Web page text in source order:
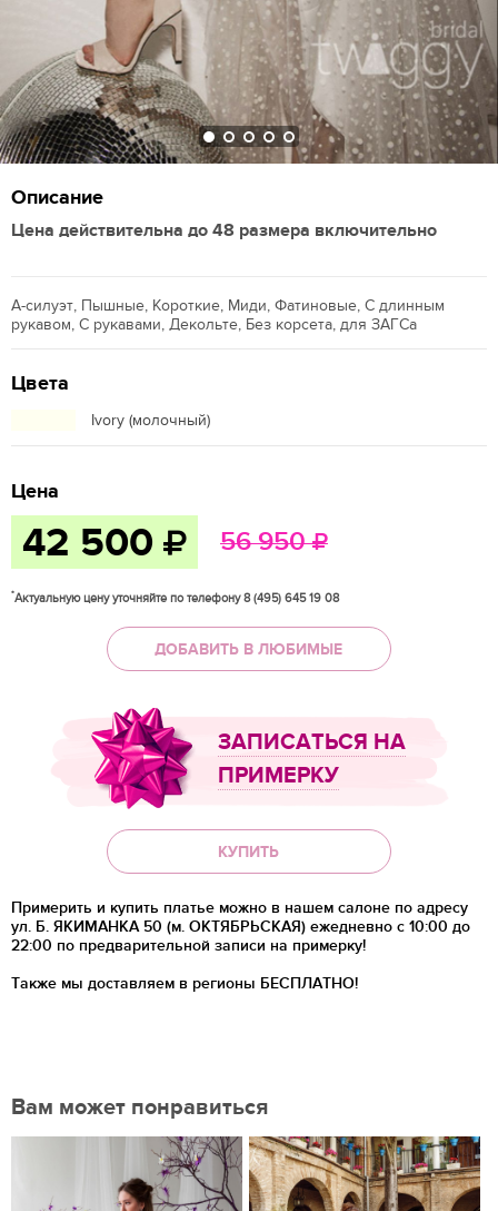
Описание
Цена действительна до 48 размера включительно
А-силуэт, Пышные, Короткие, Миди, Фатиновые, С длинным
рукавом, С рукавами, Декольте, Без корсета, для ЗАГСа
Цвета
Ivory (молочный)
Цена
42 500 56 950
*Актуальную цену уточняйте по телефону 8 (495) 645 19 08
ДОБАВИТЬ В ЛЮБИМЫЕ
ЗАПИСАТЬСЯ НА
ПРИМЕРКУ
КУПИТЬ
Примерить и купить платье можно в нашем салоне по адресу
ул. Б. ЯКИМАНКА 50 (м. ОКТЯБРЬСКАЯ) ежедневно с 10:00 до
22:00 по предварительной записи на примерку!
Также мы доставляем в регионы БЕСПЛАТНО!
Вам может понравиться